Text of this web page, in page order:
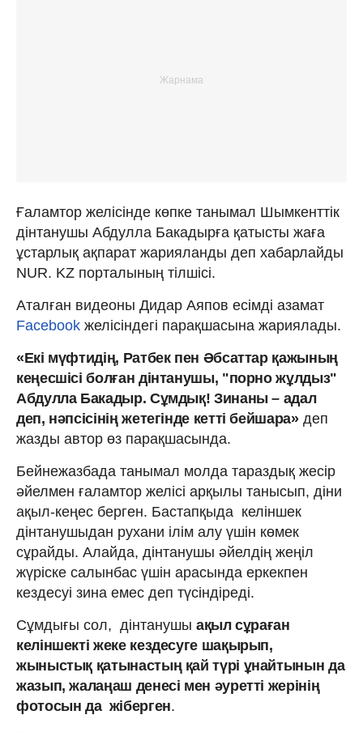
Ғаламтор желісінде көпке танымал Шымкенттік
дінтанушы Абдулла Бакадырға қатысты жаға
ұстарлық ақпарат жарияланды деп хабарлайды
NUR. KZ порталының тілшісі.
Аталған видеоны Дидар Аяпов есімді азамат
Facebook желісіндегі парақшасына жариялады.
«Екі мүфтидің, Ратбек пен Әбсаттар қажының
кеңесшісі болған дінтанушы, "порно жұлдыз"
Абдулла Бакадыр. Сұмдық! Зинаны – адал
деп, нәпсісінің жетегінде кетті бейшара»деп
жазды автор өз парақшасында.
Бейнежазбада танымал молда тараздық жесір
әйелмен ғаламтор желісі арқылы танысып, діни
ақыл-кеңес берген. Бастапқыда келіншек
дінтанушыдан рухани ілім алу үшін көмек
сұрайды. Алайда, дінтанушы әйелдің жеңіл
жүріске салынбас үшін арасында еркекпен
кездесуі зина емес деп түсіндіреді.
Сұмдығы сол, дінтанушы ақыл сұраған
келіншекті жеке кездесуге шақырып,
жыныстық қатынастың қай түрі ұнайтынын да
жазып, жалаңаш денесі мен әуретті жерінің
фотосын да жіберген.